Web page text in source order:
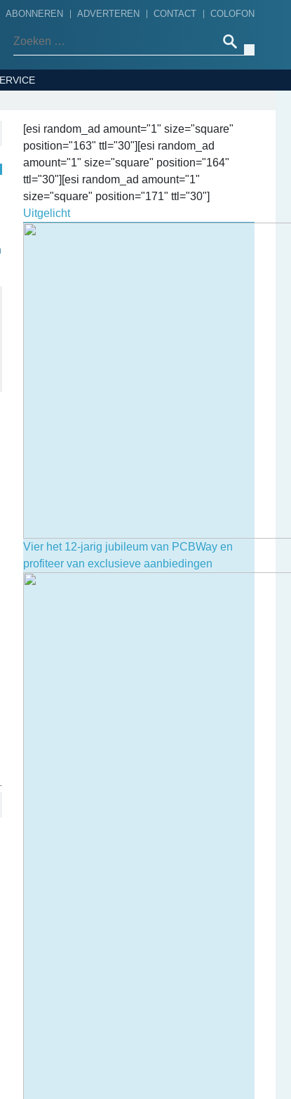
ABONNEREN ADVERTEREN CONTACT COLOFON
[esi random_ad amount="1" size="square"
position="163" ttl="30"][esi random_ad
amount="1" size="square" position="164"
ttl="30"][esi random_ad amount="1"
size="square" position="171" ttl="30"]
Uitgelicht
Vier het 12-jarig jubileum van PCBWay en
profiteer van exclusieve aanbiedingen